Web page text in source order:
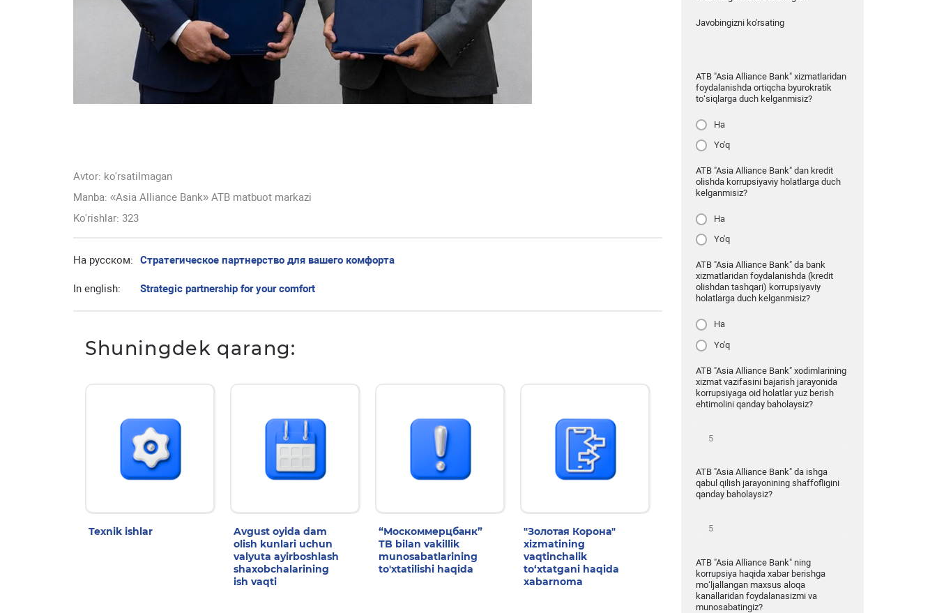
Avtor: ko'rsatilmagan
Manba: «Asia Alliance Bank» ATB matbuot markazi
Ko'rishlar: 323
На русском: Стратегическое партнерство для вашего комфорта
In english: Strategic partnership for your comfort
Shuningdek qarang:
Texnik ishlar
Avgust oyida dam
olish kunlari uchun
valyuta ayirboshlash
shaxobchalarining
ish vaqti
“Москоммерцбанк”
TB bilan vakillik
munosabatlarining
to'xtatilishi haqida
"Золотая Корона"
xizmatining
vaqtinchalik
to‘xtatgani haqida
xabarnoma
Javobingizni ko'rsating
ATB "Asia Alliance Bank" xizmatlaridan
foydalanishda ortiqcha byurokratik
to‘siqlarga duch kelganmisiz?
Ha
Yo'q
ATB "Asia Alliance Bank" dan kredit
olishda korrupsiyaviy holatlarga duch
kelganmisiz?
Ha
Yo'q
ATB "Asia Alliance Bank" da bank
xizmatlaridan foydalanishda (kredit
olishdan tashqari) korrupsiyaviy
holatlarga duch kelganmisiz?
Ha
Yo'q
ATB "Asia Alliance Bank" xodimlarining
xizmat vazifasini bajarish jarayonida
korrupsiyaga oid holatlar yuz berish
ehtimolini qanday baholaysiz?
ATB "Asia Alliance Bank" da ishga
qabul qilish jarayonining shaffofligini
qanday baholaysiz?
ATB "Asia Alliance Bank" ning
korrupsiya haqida xabar berishga
mo‘ljallangan maxsus aloqa
kanallaridan foydalanasizmi va
munosabatingiz?